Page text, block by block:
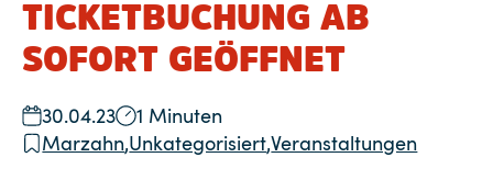
TICKETBUCHUNG AB
SOFORT GEÖFFNET
30.04.23
1 Minuten
Marzahn,Unkategorisiert,Veranstaltungen